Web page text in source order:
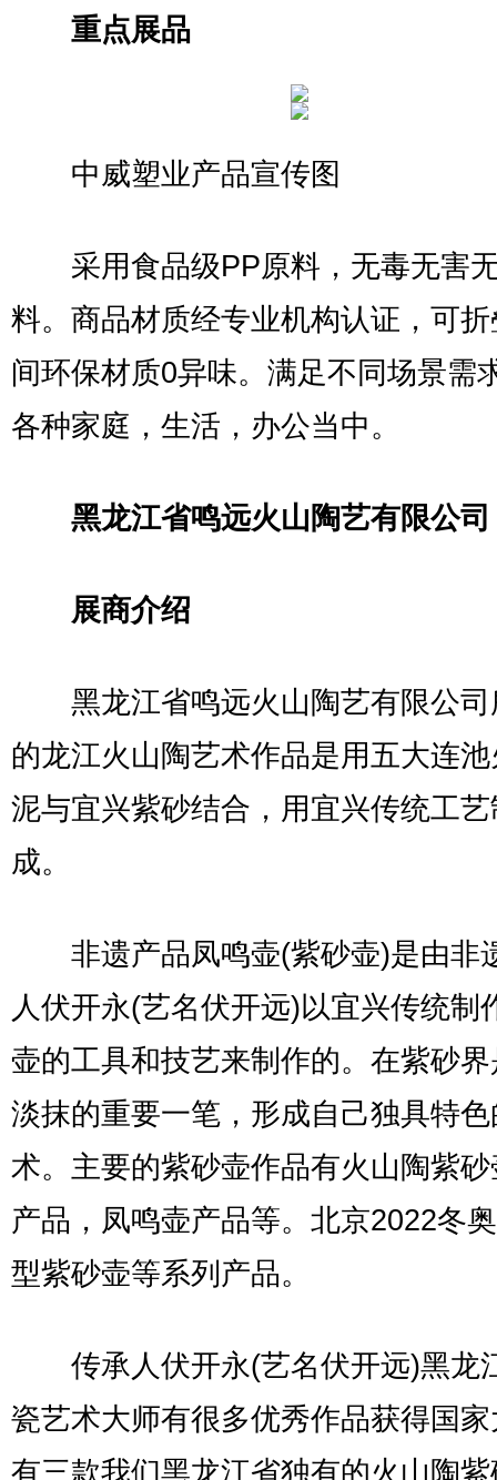
重点展品
中威塑业产品宣传图
采用食品级PP原料，无毒无害
料。商品材质经专业机构认证，可
间环保材质0异味。满足不同场景需
各种家庭，生活，办公当中。
黑龙江省鸣远火山陶艺有限公司
展商介绍
黑龙江省鸣远火山陶艺有限公司
的龙江火山陶艺术作品是用五大连
泥与宜兴紫砂结合，用宜兴传统工
成。
非遗产品凤鸣壶(紫砂壶)是由非
人伏开永(艺名伏开远)以宜兴传统制
壶的工具和技艺来制作的。在紫砂
淡抹的重要一笔，形成自己独具特
术。主要的紫砂壶作品有火山陶紫
产品，凤鸣壶产品等。北京2022冬
型紫砂壶等系列产品。
传承人伏开永(艺名伏开远)黑龙
瓷艺术大师有很多优秀作品获得国
有三款我们黑龙江省独有的火山陶